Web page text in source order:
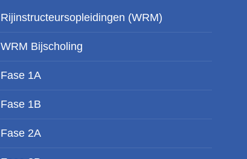
Rijinstructeursopleidingen (WRM)
WRM Bijscholing
Fase 1A
Fase 1B
Fase 2A